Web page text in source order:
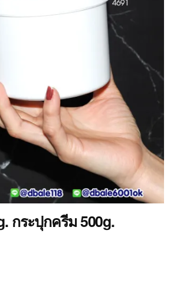
กระปุกครีม 500g.